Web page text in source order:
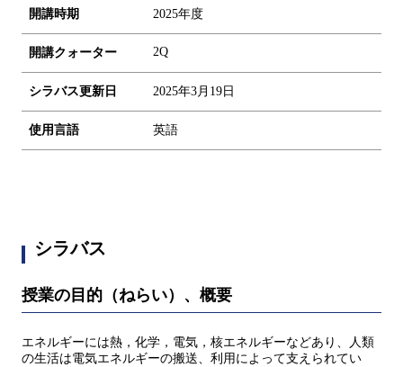
開講時期 2025年度
開講クォーター 2Q
シラバス更新日 2025年3月19日
使用言語 英語
シラバス
授業の目的（ねらい）、概要
エネルギーには熱，化学，電気，核エネルギーなどあり、人類
の生活は電気エネルギーの搬送、利用によって支えられてい